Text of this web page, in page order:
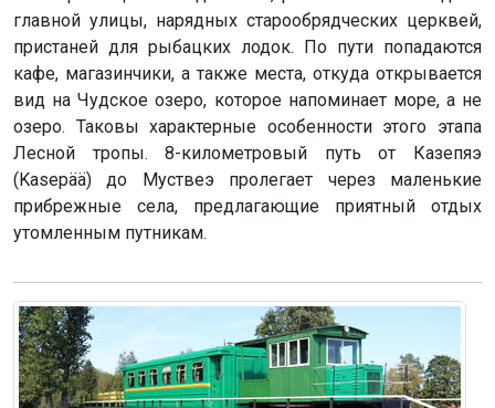
главной улицы, нарядных старообрядческих церквей,
пристаней для рыбацких лодок. По пути попадаются
кафе, магазинчики, а также места, откуда открывается
вид на Чудское озеро, которое напоминает море, а не
озеро. Таковы характерные особенности этого этапа
Лесной тропы. 8-километровый путь от Казепяэ
(Kasepää) до Муствеэ пролегает через маленькие
прибрежные села, предлагающие приятный отдых
утомленным путникам.